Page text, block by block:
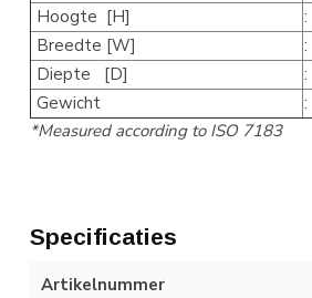
Hoogte [H]
:
Breedte [W]
:
Diepte [D]
:
Gewicht
:
*Measured according to ISO 7183
Specificaties
Artikelnummer